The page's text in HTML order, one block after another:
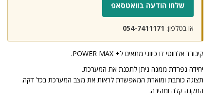
שלחו הודעה בוואטסאפ
או בטלפון: 054-7411171
קיבורד אלחוטי דו כיווני מתאים ל+ POWER MAX.
יחידה נפרדת ממנה ניתן לתכנת את המערכת.
תצוגה כותבת ומוארת המאפשרת לראות את מצב המערכת בכל דקה.
התקנה קלה ומהירה.